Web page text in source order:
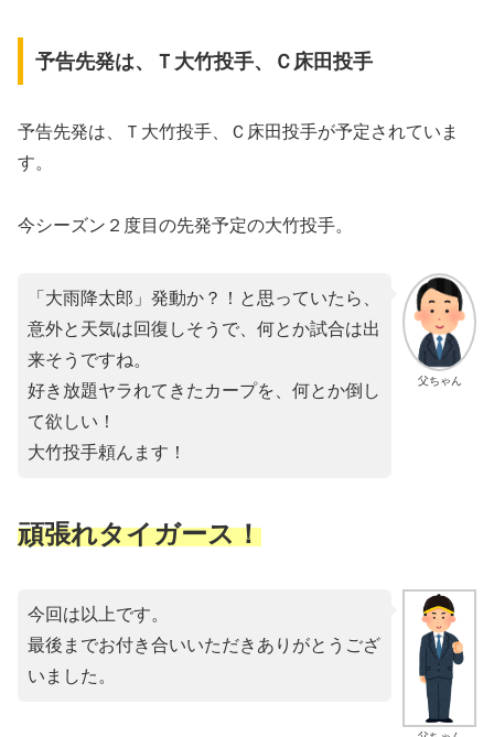
予告先発は、Ｔ大竹投手、Ｃ床田投手
予告先発は、Ｔ大竹投手、Ｃ床田投手が予定されていま
す。
今シーズン２度目の先発予定の大竹投手。
父ちゃん
「大雨降太郎」発動か？！と思っていたら、
意外と天気は回復しそうで、何とか試合は出
来そうですね。
好き放題ヤラれてきたカープを、何とか倒し
て欲しい！
大竹投手頼んます！
頑張れタイガース！
今回は以上です。
最後までお付き合いいただきありがとうござ
いました。